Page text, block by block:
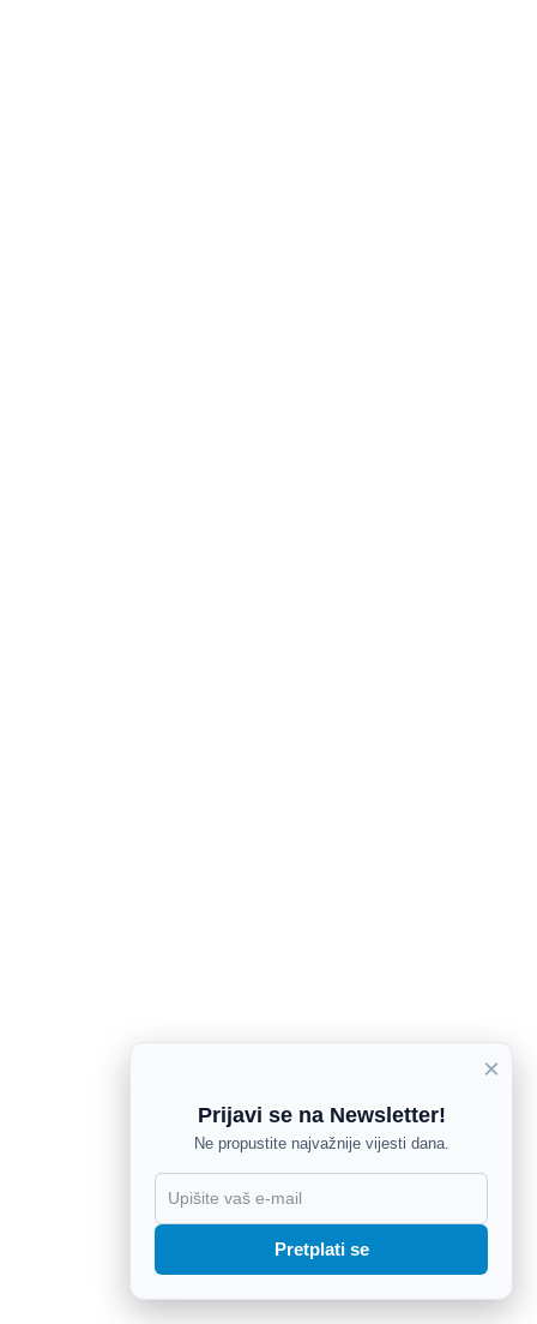
×
Prijavi se na Newsletter!
Ne propustite najvažnije vijesti dana.
Pretplati se